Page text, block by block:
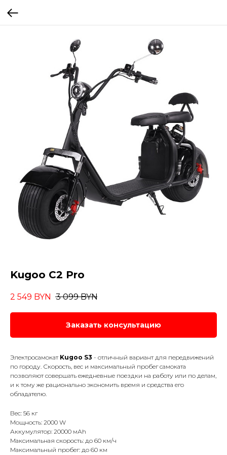
Kugoo C2 Pro
2 549 BYN 3 099 BYN
Заказать консультацию
Электросамокат Kugoo S3 - отличный вариант для передвижений
по городу. Скорость, вес и максимальный пробег самоката
позволяют совершать ежедневные поездки на работу или по делам,
и к тому же рационально экономить время и средства его
обладателю.
Вес: 56 кг
Мощность: 2000 W
Аккумулятор: 20000 мАh
Максимальная скорость: до 60 км/ч
Максимальный пробег: до 60 км